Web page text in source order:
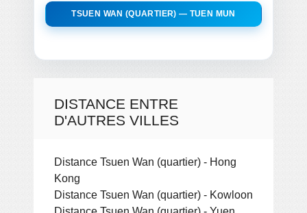
TSUEN WAN (QUARTIER) — TUEN MUN
DISTANCE ENTRE
D'AUTRES VILLES
Distance Tsuen Wan (quartier) - Hong
Kong
Distance Tsuen Wan (quartier) - Kowloon